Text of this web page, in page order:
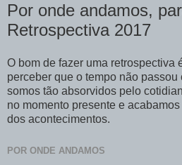
Por onde andamos,
Retrospectiva 2017
O bom de fazer uma retrospectiva
perceber que o tempo não passou
somos tão absorvidos pelo
no momento presente e
dos acontecimentos.
POR ONDE ANDAMOS